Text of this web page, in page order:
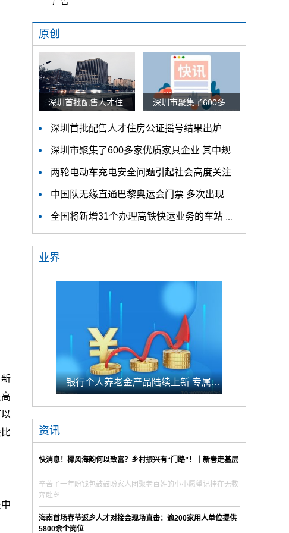
原创
深圳首批配售人才住房公证摇号结果出炉 认购家庭将于12月9日起选房
深圳市聚集了600多家优质家具企业 其中规模以上企业占比90%
两轮电动车充电安全问题引起社会高度关注 多措并举强化充电安全监管
中国队无缘直通巴黎奥运会门票 多次出现失误平衡木唐茜靖、罗蕊掉木
全国将新增31个办理高铁快运业务的车站 高铁快运车站将达280个
业界
银行个人养老金产品陆续上新 专属储蓄期限偏1年至5年的中长期
资讯
快消息！椰风海韵何以致富？乡村振兴有“门路”！｜新春走基层
辛苦了一年盼钱包鼓鼓盼家人团聚老百姓的小小愿望记挂在无数
奔赴乡...
海南首场春节返乡人才对接会现场直击：逾200家用人单位提供
5800余个岗位